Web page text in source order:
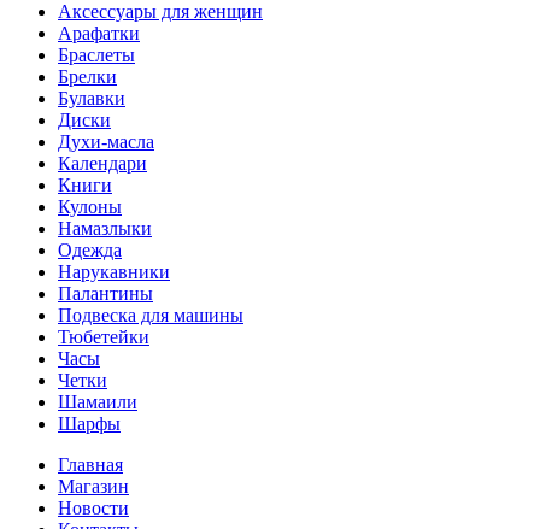
Аксессуары для женщин
Арафатки
Браслеты
Брелки
Булавки
Диски
Духи-масла
Календари
Книги
Кулоны
Намазлыки
Одежда
Нарукавники
Палантины
Подвеска для машины
Тюбетейки
Часы
Четки
Шамаили
Шарфы
Главная
Магазин
Новости